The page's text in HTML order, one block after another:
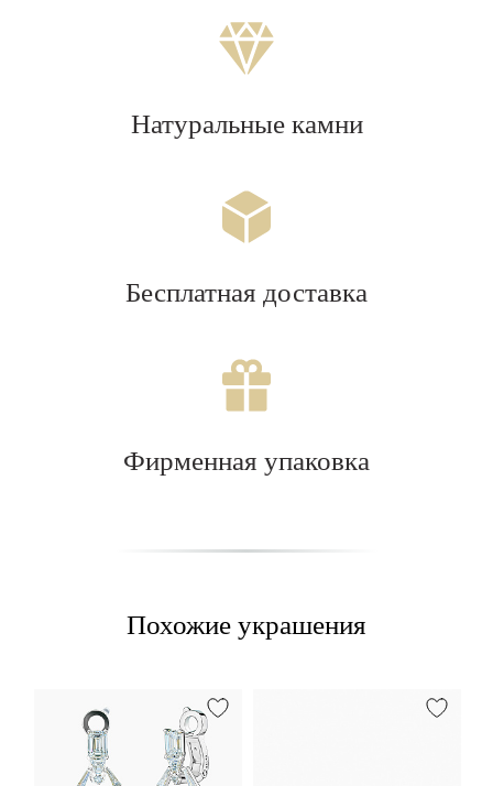
Натуральные камни
Бесплатная доставка
Фирменная упаковка
Похожие украшения